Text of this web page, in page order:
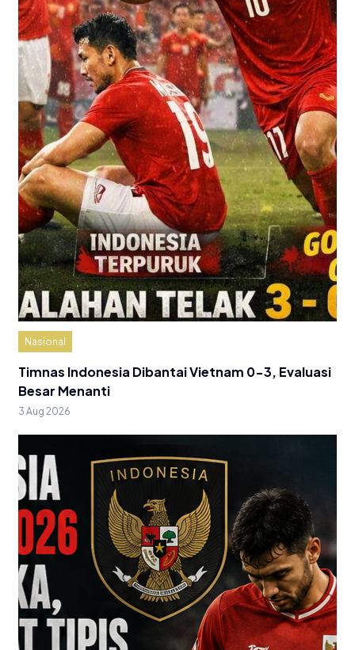
Nasional
Timnas Indonesia Dibantai Vietnam 0-3, Evaluasi
Besar Menanti
3 Aug 2026